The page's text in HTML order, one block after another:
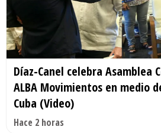
Díaz-Canel celebra Asamblea
ALBA Movimientos en medio
Cuba (Video)
Hace 2 horas